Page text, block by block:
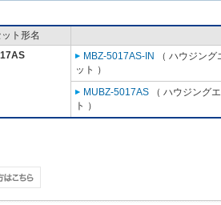
ット形名
MBZ-5017AS-IN
（ ハウジン
ット ）
MUBZ-5017AS （ ハウジング
ト ）